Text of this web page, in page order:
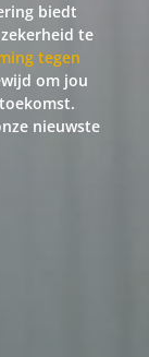
biedt
te
tegen
om jou
nieuwste